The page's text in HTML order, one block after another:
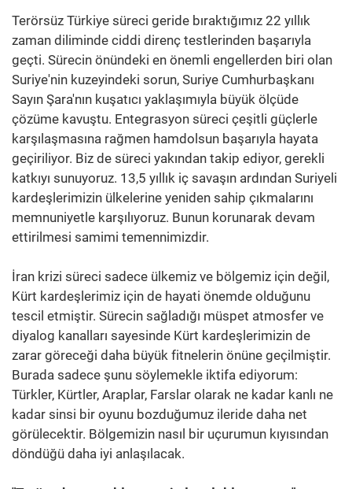
Terörsüz Türkiye süreci geride bıraktığımız 22 yıllık
zaman diliminde ciddi direnç testlerinden başarıyla
geçti. Sürecin önündeki en önemli engellerden biri olan
Suriye'nin kuzeyindeki sorun, Suriye Cumhurbaşkanı
Sayın Şara'nın kuşatıcı yaklaşımıyla büyük ölçüde
çözüme kavuştu. Entegrasyon süreci çeşitli güçlerle
karşılaşmasına rağmen hamdolsun başarıyla hayata
geçiriliyor. Biz de süreci yakından takip ediyor, gerekli
katkıyı sunuyoruz. 13,5 yıllık iç savaşın ardından Suriyeli
kardeşlerimizin ülkelerine yeniden sahip çıkmalarını
memnuniyetle karşılıyoruz. Bunun korunarak devam
ettirilmesi samimi temennimizdir.
İran krizi süreci sadece ülkemiz ve bölgemiz için değil,
Kürt kardeşlerimiz için de hayati önemde olduğunu
tescil etmiştir. Sürecin sağladığı müspet atmosfer ve
diyalog kanalları sayesinde Kürt kardeşlerimizin de
zarar göreceği daha büyük fitnelerin önüne geçilmiştir.
Burada sadece şunu söylemekle iktifa ediyorum:
Türkler, Kürtler, Araplar, Farslar olarak ne kadar kanlı ne
kadar sinsi bir oyunu bozduğumuz ileride daha net
görülecektir. Bölgemizin nasıl bir uçurumun kıyısından
döndüğü daha iyi anlaşılacak.